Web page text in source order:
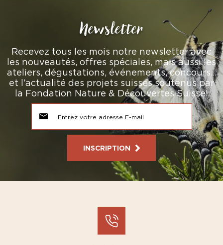
Newsletter
Recevez tous les mois notre newsletter avec
les nouveautés, offres spéciales, mais aussi les
ateliers, dégustations, événements, concours…
et l’actualité des projets suisses soutenus par
la Fondation Nature & Découvertes Suisse!
INSCRIPTION